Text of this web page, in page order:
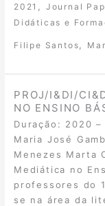
2021 Journal
Didáticas e
Filipe Santos
PROJ/I&DI/
NO ENSINO
Duração: 2020
Maria José
Menezes Marta
Mediática no
professores do
se na área da